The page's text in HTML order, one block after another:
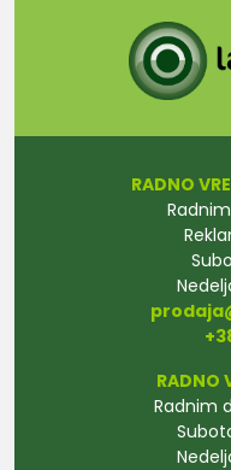
RADNO
RADNO
Radnim